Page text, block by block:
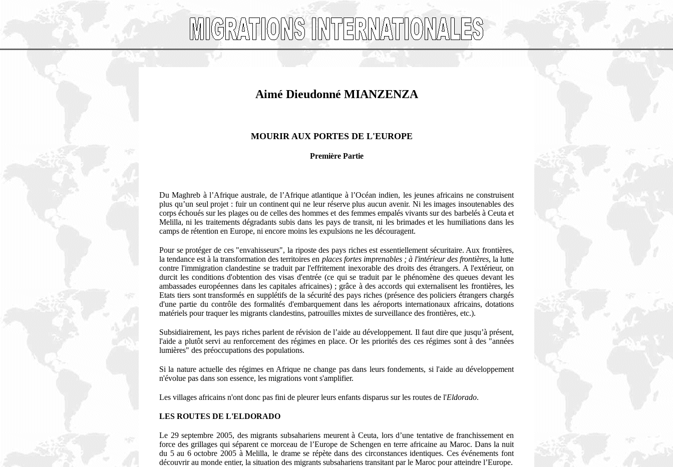
Aimé Dieudonné MIANZENZA
MOURIR AUX PORTES DE L'EUROPE
Première Partie
Du Maghreb à l’Afrique australe, de l’Afrique atlantique à l’Océan indien, les jeunes africains ne construisent
plus qu’un seul projet : fuir un continent qui ne leur réserve plus aucun avenir. Ni les images insoutenables des
corps échoués sur les plages ou de celles des hommes et des femmes empalés vivants sur des barbelés à Ceuta et
Melilla, ni les traitements dégradants subis dans les pays de transit, ni les brimades et les humiliations dans les
camps de rétention en Europe, ni encore moins les expulsions ne les découragent.
Pour se protéger de ces "envahisseurs", la riposte des pays riches est essentiellement sécuritaire. Aux frontières,
la tendance est à la transformation des territoires en places fortes imprenables ; à l'intérieur des frontières, la lutte
contre l'immigration clandestine se traduit par l'effritement inexorable des droits des étrangers. A l'extérieur, on
durcit les conditions d'obtention des visas d'entrée (ce qui se traduit par le phénomène des queues devant les
ambassades européennes dans les capitales africaines) ; grâce à des accords qui externalisent les frontières, les
Etats tiers sont transformés en supplétifs de la sécurité des pays riches (présence des policiers étrangers chargés
d'une partie du contrôle des formalités d'embarquement dans les aéroports internationaux africains, dotations
matériels pour traquer les migrants clandestins, patrouilles mixtes de surveillance des frontières, etc.).
Subsidiairement, les pays riches parlent de révision de l’aide au développement. Il faut dire que jusqu’à présent,
l'aide a plutôt servi au renforcement des régimes en place. Or les priorités des ces régimes sont à des "années
lumières" des préoccupations des populations.
Si la nature actuelle des régimes en Afrique ne change pas dans leurs fondements, si l'aide au développement
n'évolue pas dans son essence, les migrations vont s'amplifier.
Les villages africains n'ont donc pas fini de pleurer leurs enfants disparus sur les routes de l'Eldorado.
LES ROUTES DE L'ELDORADO
Le 29 septembre 2005, des migrants subsahariens meurent à Ceuta, lors d’une tentative de franchissement en
force des grillages qui séparent ce morceau de l’Europe de Schengen en terre africaine au Maroc. Dans la nuit
du 5 au 6 octobre 2005 à Melilla, le drame se répète dans des circonstances identiques. Ces événements font
découvrir au monde entier, la situation des migrants subsahariens transitant par le Maroc pour atteindre l’Europe.